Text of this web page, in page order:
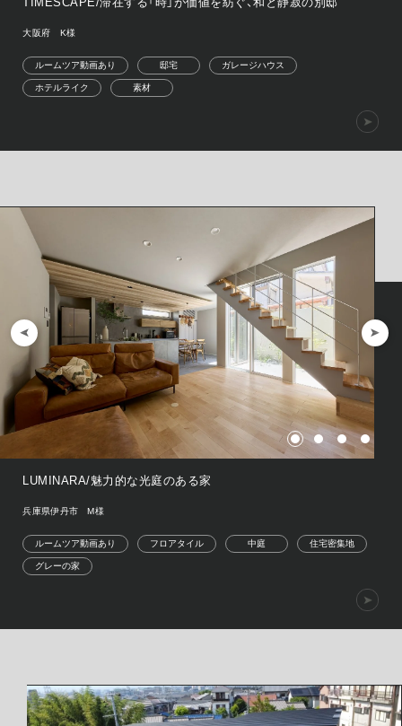
大阪府 K様
ルームツア動画あり 邸宅 ガレージハウス
ホテルライク 素材
LUMINARA/魅力的な光庭のある家
兵庫県伊丹市 M様
ルームツア動画あり フロアタイル 中庭 住宅密集地
グレーの家